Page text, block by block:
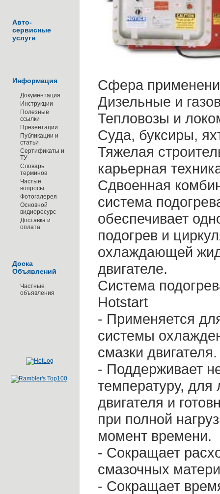
Авто-
сервисные
услуги
Информация
Документация
Инструкции
Полезные
ссылки
Презентации
Публикации и
статьи
Сертификаты и
ТУ
Словарь
терминов
Частые
вопросы
Фотогалерея
Основной
видиоресурс
Доставка и
оплата
Доска
Объявлений
Частные
объявления
Сфера
Дизельные и
Тепловозы и
Суда, буксиры,
Тяжелая
карьерная
Сдвоенная
система
обеспечивает
подогрев и
охлаждающей
двигателе.
Система
Hotstart
- Применяется
системы
смазки двигателя.
- Поддерживает
температуру, для
двигателя и
при полной
момент времени.
- Сокращает
смазочных
- Сокращает